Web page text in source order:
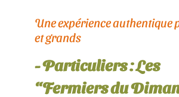
Une expérience authentique
et grands
- Particuliers : Les
“Fermiers du